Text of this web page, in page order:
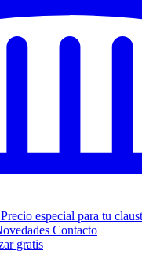
Precio especial para tu
Contacto
gratis